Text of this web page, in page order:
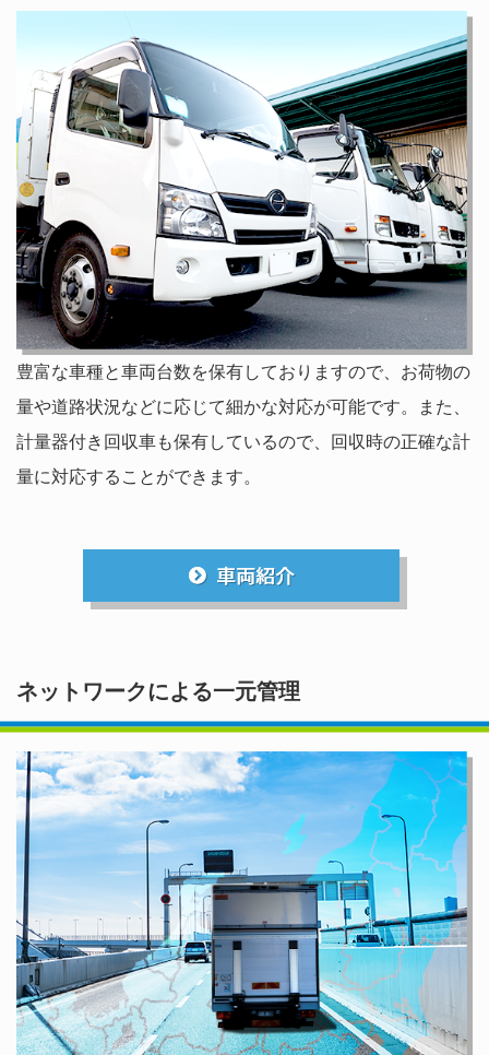
豊富な車種と車両台数を保有しておりますので、お荷物の
量や道路状況などに応じて細かな対応が可能です。また、
計量器付き回収車も保有しているので、回収時の正確な計
量に対応することができます。
ネットワークによる一元管理